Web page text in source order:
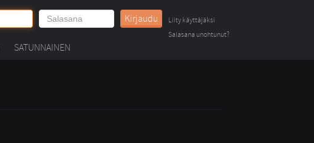
Kirjaudu
Liity käyttäjäksi
Salasana unohtunut?
SATUNNAINEN